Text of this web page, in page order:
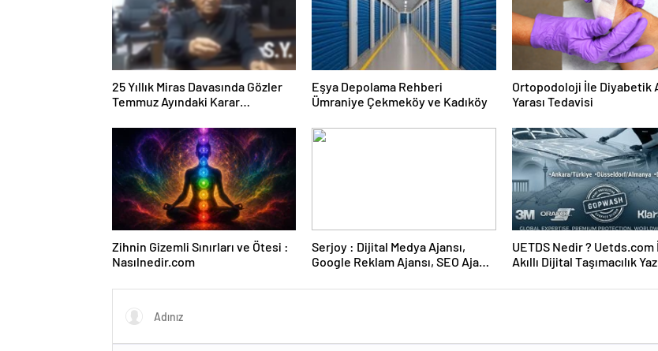
25 Yıllık Miras Davasında Gözler
Temmuz Ayındaki Karar
Eşya Depolama Rehberi
Ümraniye Çekmeköy ve Kadıköy
Ortopodoloji İle Diyabetik
Yarası Tedavisi
Zihnin Gizemli Sınırları ve Ötesi :
Nasılnedir.com
Serjoy : Dijital Medya Ajansı,
Google Reklam Ajansı, SEO Ajansı
UETDS Nedir ? Uetds.com
Akıllı Dijital Taşımacılık